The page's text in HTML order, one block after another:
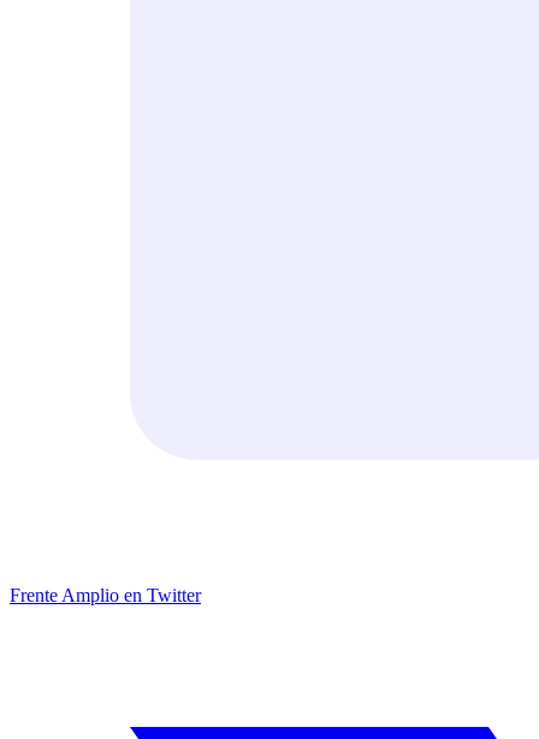
Frente Amplio en Twitter